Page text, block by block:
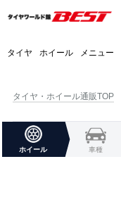
タイヤ ホイール メニュー
タイヤ・ホイール通販TOP
ホイール 車種